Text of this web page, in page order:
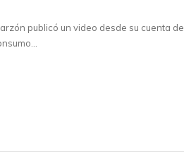
publicó un video desde su cuenta de